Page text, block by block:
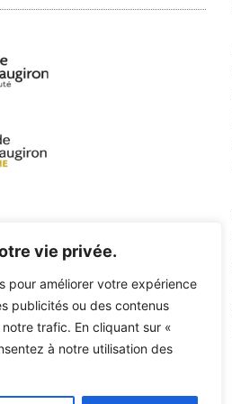
vie privée.
pour améliorer votre expérience
publicités ou des contenus
trafic. En cliquant sur «
à notre utilisation des